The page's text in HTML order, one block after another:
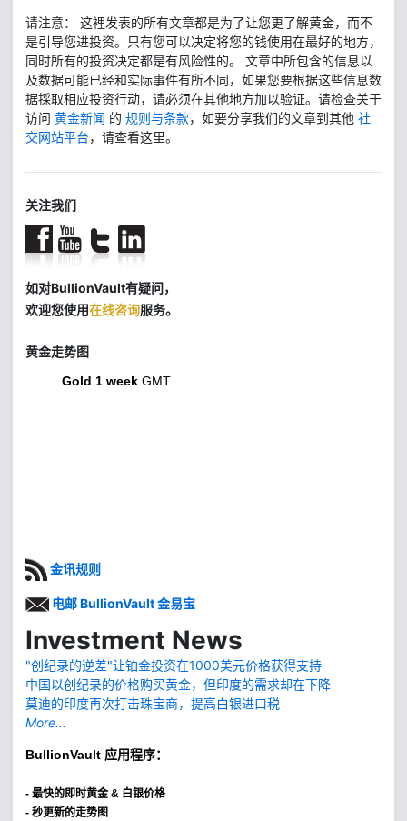
请注意： 这裡发表的所有文章都是为了让您更了解黄金，而不
是引导您进投资。只有您可以决定将您的钱使用在最好的地方，
同时所有的投资决定都是有风险性的。 文章中所包含的信息以
及数据可能已经和实际事件有所不同，如果您要根据这些信息数
据採取相应投资行动，请必须在其他地方加以验证。请检查关于
访问 黄金新闻 的 规则与条款，如要分享我们的文章到其他 社
交网站平台，请查看这里。
关注我们
如对BullionVault有疑问，
欢迎您使用在线咨询服务。
黄金走势图
Gold 1 week GMT
金讯规则
电邮 BullionVault 金易宝
Investment News
"创纪录的逆差"让铂金投资在1000美元价格获得支持
中国以创纪录的价格购买黄金，但印度的需求却在下降
莫迪的印度再次打击珠宝商，提高白银进口税
More...
BullionVault 应用程序：
- 最快的即时黄金 & 白银价格
- 秒更新的走势图